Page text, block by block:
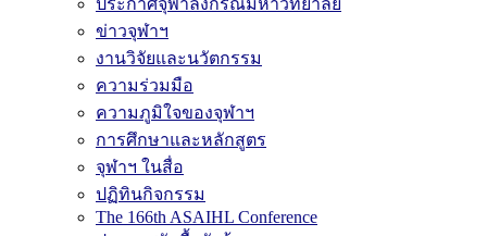
ประกาศจุฬาลงกรณ์มหาวิทยาลัย
ข่าวจุฬาฯ
งานวิจัยและนวัตกรรม
ความร่วมมือ
ความภูมิใจของจุฬาฯ
การศึกษาและหลักสูตร
จุฬาฯ ในสื่อ
ปฏิทินกิจกรรม
The 166th ASAIHL Conference